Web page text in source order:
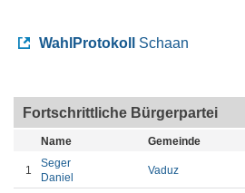
WahlProtokoll Schaan
Fortschrittliche Bürgerpartei
Name Gemeinde
1
Seger
Daniel
Vaduz